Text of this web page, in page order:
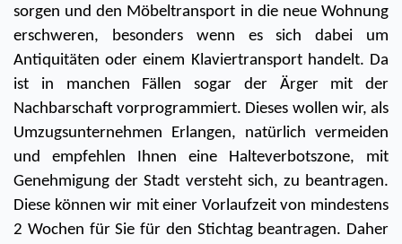
sorgen und den Möbeltransport in die neue Wohnung
erschweren, besonders wenn es sich dabei um
Antiquitäten oder einem Klaviertransport handelt. Da
ist in manchen Fällen sogar der Ärger mit der
Nachbarschaft vorprogrammiert. Dieses wollen wir, als
Umzugsunternehmen Erlangen, natürlich vermeiden
und empfehlen Ihnen eine Halteverbotszone, mit
Genehmigung der Stadt versteht sich, zu beantragen.
Diese können wir mit einer Vorlaufzeit von mindestens
2 Wochen für Sie für den Stichtag beantragen. Daher